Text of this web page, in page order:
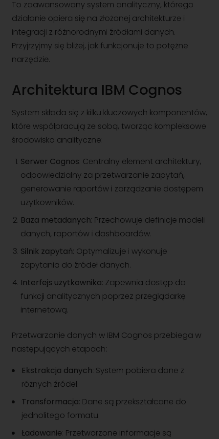
To zaawansowany system analityczny, którego
działanie opiera się na złożonej architekturze i
integracji z różnorodnymi źródłami danych.
Przyjrzyjmy się bliżej, jak funkcjonuje to potężne
narzędzie.
Architektura IBM Cognos
System składa się z kilku kluczowych komponentów,
które współpracują ze sobą, tworząc kompleksowe
środowisko analityczne:
Serwer Cognos: Centralny element architektury,
odpowiedzialny za przetwarzanie zapytań,
generowanie raportów i zarządzanie dostępem
użytkowników.
Baza metadanych: Przechowuje definicje modeli
danych, raportów i dashboardów.
Silnik zapytań: Optymalizuje i wykonuje
zapytania do źródeł danych.
Interfejs użytkownika: Zapewnia dostęp do
funkcji analitycznych poprzez przeglądarkę
internetową.
Przetwarzanie danych w IBM Cognos przebiega w
następujących etapach:
Ekstrakcja danych: System pobiera dane z
różnych źródeł.
Transformacja: Dane są przekształcane do
jednolitego formatu.
Ładowanie: Przetworzone informacje są